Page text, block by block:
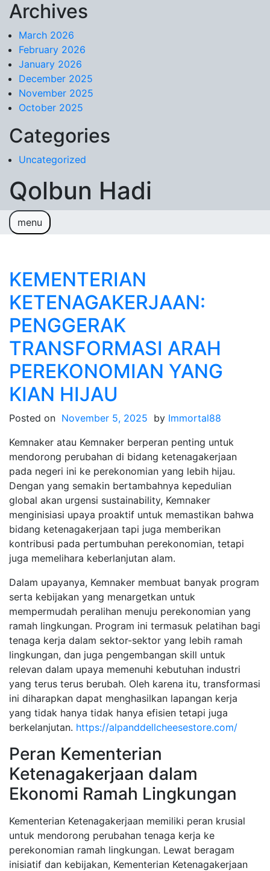
Skip to content
Archives
March 2026
February 2026
January 2026
December 2025
November 2025
October 2025
Categories
Uncategorized
Qolbun Hadi
menu
KEMENTERIAN
KETENAGAKERJAAN:
PENGGERAK
TRANSFORMASI ARAH
PEREKONOMIAN YANG
KIAN HIJAU
Posted on November 5, 2025 by Immortal88
Kemnaker atau Kemnaker berperan penting untuk
mendorong perubahan di bidang ketenagakerjaan
pada negeri ini ke perekonomian yang lebih hijau.
Dengan yang semakin bertambahnya kepedulian
global akan urgensi sustainability, Kemnaker
menginisiasi upaya proaktif untuk memastikan bahwa
bidang ketenagakerjaan tapi juga memberikan
kontribusi pada pertumbuhan perekonomian, tetapi
juga memelihara keberlanjutan alam.
Dalam upayanya, Kemnaker membuat banyak program
serta kebijakan yang menargetkan untuk
mempermudah peralihan menuju perekonomian yang
ramah lingkungan. Program ini termasuk pelatihan bagi
tenaga kerja dalam sektor-sektor yang lebih ramah
lingkungan, dan juga pengembangan skill untuk
relevan dalam upaya memenuhi kebutuhan industri
yang terus terus berubah. Oleh karena itu, transformasi
ini diharapkan dapat menghasilkan lapangan kerja
yang tidak hanya tidak hanya efisien tetapi juga
berkelanjutan. https://alpanddellcheesestore.com/
Peran Kementerian
Ketenagakerjaan dalam
Ekonomi Ramah Lingkungan
Kementerian Ketenagakerjaan memiliki peran krusial
untuk mendorong perubahan tenaga kerja ke
perekonomian ramah lingkungan. Lewat beragam
inisiatif dan kebijakan, Kementerian Ketenagakerjaan